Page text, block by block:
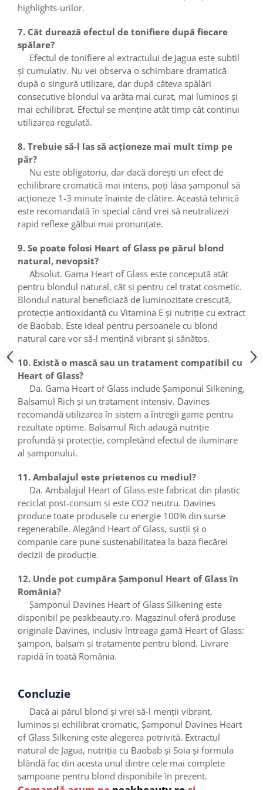
highlights-urilor.
7. Cât durează efectul de tonifiere după fiecare
spălare?
Efectul de tonifiere al extractului de Jagua este subtil
și cumulativ. Nu vei observa o schimbare dramatică
după o singură utilizare, dar după câteva spălări
consecutive blondul va arăta mai curat, mai luminos și
mai echilibrat. Efectul se menține atât timp cât continui
utilizarea regulată.
8. Trebuie să-l las să acționeze mai mult timp pe
păr?
Nu este obligatoriu, dar dacă dorești un efect de
echilibrare cromatică mai intens, poți lăsa șamponul să
acționeze 1-3 minute înainte de clătire. Această tehnică
este recomandată în special când vrei să neutralizezi
rapid reflexe gălbui mai pronunțate.
9. Se poate folosi Heart of Glass pe părul blond
natural, nevopsit?
Absolut. Gama Heart of Glass este concepută atât
pentru blondul natural, cât și pentru cel tratat cosmetic.
Blondul natural beneficiază de luminozitate crescută,
protecție antioxidantă cu Vitamina E și nutriție cu extract
de Baobab. Este ideal pentru persoanele cu blond
natural care vor să-l mențină vibrant și sănătos.
10. Există o mască sau un tratament compatibil cu
Heart of Glass?
Da. Gama Heart of Glass include Șamponul Silkening,
Balsamul Rich și un tratament intensiv. Davines
recomandă utilizarea în sistem a întregii game pentru
rezultate optime. Balsamul Rich adaugă nutriție
profundă și protecție, completând efectul de iluminare
al șamponului.
11. Ambalajul este prietenos cu mediul?
Da. Ambalajul Heart of Glass este fabricat din plastic
reciclat post-consum și este CO2 neutru. Davines
produce toate produsele cu energie 100% din surse
regenerabile. Alegând Heart of Glass, susții și o
companie care pune sustenabilitatea la baza fiecărei
decizii de producție.
12. Unde pot cumpăra Șamponul Heart of Glass în
România?
Șamponul Davines Heart of Glass Silkening este
disponibil pe peakbeauty.ro. Magazinul oferă produse
originale Davines, inclusiv întreaga gamă Heart of Glass:
șampon, balsam și tratamente pentru blond. Livrare
rapidă în toată România.
Concluzie
Dacă ai părul blond și vrei să-l menții vibrant,
luminos și echilibrat cromatic, Șamponul Davines Heart
of Glass Silkening este alegerea potrivită. Extractul
natural de Jagua, nutriția cu Baobab și Soia și formula
blândă fac din acesta unul dintre cele mai complete
șampoane pentru blond disponibile în prezent.